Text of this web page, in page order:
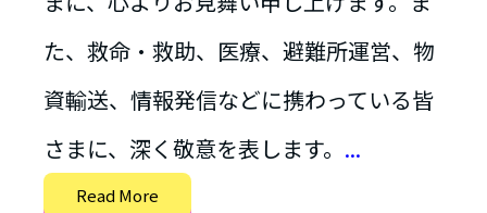
た、救命・救助、医療、避難所運営、物
資輸送、情報発信などに携わっている皆
さまに、深く敬意を表します。 ...
Read More